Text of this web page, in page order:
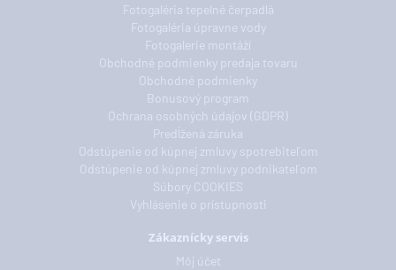
Fotogaléria tepelné čerpadlá
Fotogaléria úpravne vody
Fotogalerie montáží
Obchodné podmienky predaja tovaru
Obchodné podmienky
Bonusový program
Ochrana osobných údajov (GDPR)
Predĺžená záruka
Odstúpenie od kúpnej zmluvy spotrebiteľom
Odstúpenie od kúpnej zmluvy podnikateľom
Súbory COOKIES
Vyhlásenie o prístupnosti
Zákaznícky servis
Môj účet